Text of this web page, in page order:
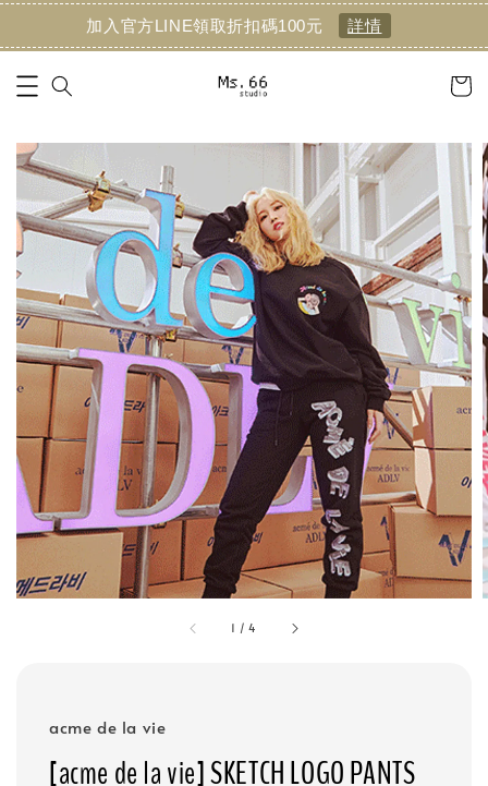
加入官方LINE領取折扣碼100元 詳情
1 /4
acme de la vie
[acme de la vie] SKETCH LOGO PANTS